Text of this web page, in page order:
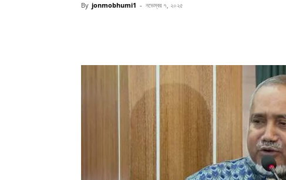
By jonmobhumi1 - নভেম্বর ৭, ২০২৫